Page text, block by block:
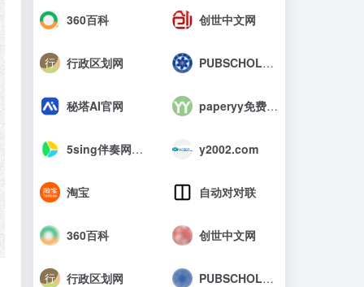
360百科 创世中文网
行政区划网 PUBSCHOLAR公益学术平台
秘塔AI官网 paperyy免费查重入口_AIGC免费论文检测
5sing伴奏网_中国原创音乐伴奏网 y2002.com
淘宝 自动对对联
360百科 创世中文网
行政区划网 PUBSCHOLAR公益学术平台